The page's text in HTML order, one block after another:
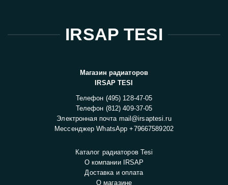
IRSAP TESI
Магазин радиаторов
IRSAP TESI
Телефон (495) 128-47-05
Телефон (812) 409-37-05
Электронная почта mail@irsaptesi.ru
Мессенджер WhatsApp+79667589202
Каталог радиаторов Tesi
О компании IRSAP
Доставка и оплата
О магазине